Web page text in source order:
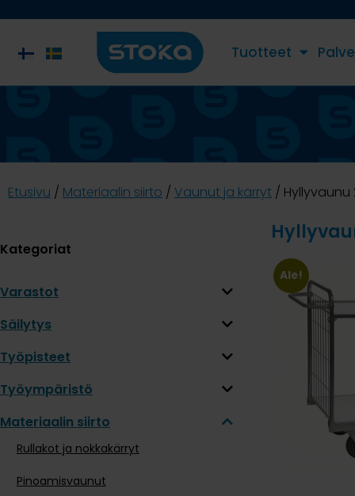
Tuotteet
Etusivu / Materiaalin siirto / Vaunut ja kärryt /
Kategoriat
Varastot
Säilytys
Työpisteet
Työympäristö
Materiaalin siirto
Rullakot ja nokkakärryt
Pinoamisvaunut
Ale!